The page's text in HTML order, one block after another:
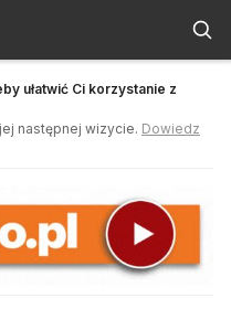
ułatwić Ci korzystanie z
następnej wizycie. Dowiedz